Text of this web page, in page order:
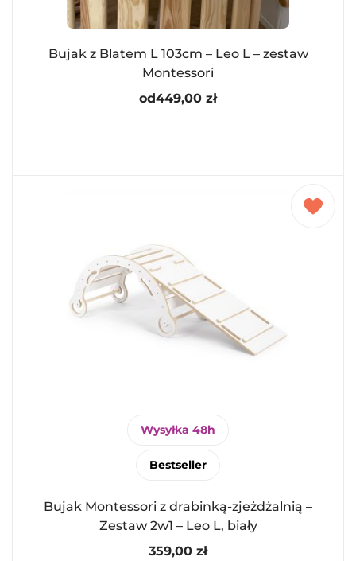
Bujak z Blatem L 103cm – Leo L – zestaw
Montessori
od449,00 zł
Wysyłka 48h
Bestseller
Bujak Montessori z drabinką-zjeżdżalnią –
Zestaw 2w1 – Leo L, biały
359,00 zł